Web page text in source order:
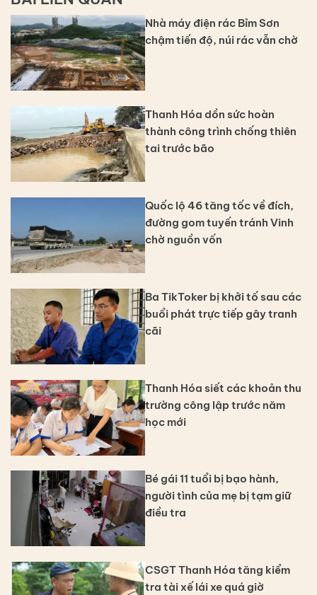
Nhà máy điện rác Bỉm Sơn
chậm tiến độ, núi rác vẫn chờ
Thanh Hóa dồn sức hoàn
thành công trình chống thiên
tai trước bão
Quốc lộ 46 tăng tốc về đích,
đường gom tuyến tránh Vinh
chờ nguồn vốn
Ba TikToker bị khởi tố sau các
buổi phát trực tiếp gây tranh
cãi
Thanh Hóa siết các khoản thu
trường công lập trước năm
học mới
Bé gái 11 tuổi bị bạo hành,
người tình của mẹ bị tạm giữ
điều tra
CSGT Thanh Hóa tăng kiểm
tra tài xế lái xe quá giờ